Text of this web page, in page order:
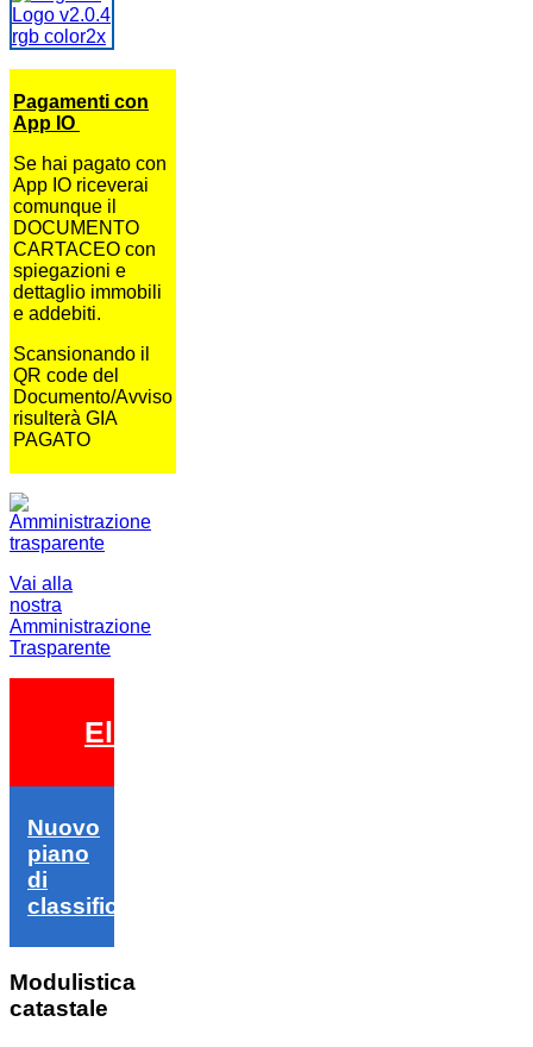
Pagamenti con
App IO
Se hai pagato con
App IO riceverai
comunque il
DOCUMENTO
CARTACEO con
spiegazioni e
dettaglio immobili
e addebiti.
Scansionando il
QR code del
Documento/Avviso
risulterà GIA
PAGATO
Vai alla
nostra
Amministrazione
Trasparente
Elezioni 2026
Nuovo
piano
di
classifica
Modulistica
catastale